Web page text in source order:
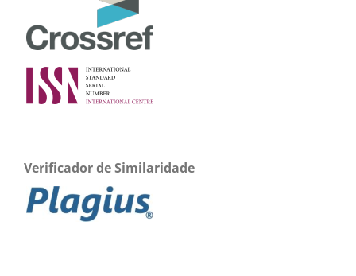
Verificador de Similaridade